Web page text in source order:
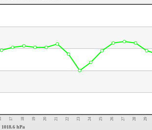
17 18 19 20 21 22 23 24 25 26 27 28 29
hPa